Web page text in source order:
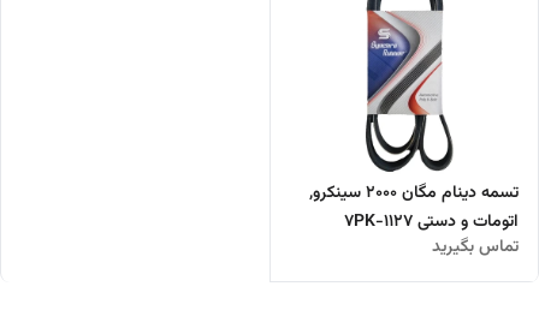
تسمه دینام مگان 2000 سینکرو,
اتومات و دستی 7PK-1127
تماس بگیرید